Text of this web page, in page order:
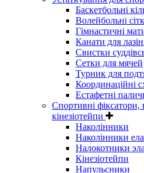
Баскетбольні
Волейбольні
Гімнастичні
Канати для
Свистки
Сетки для мячей
Турник для
Координаційні
Естафетні
Спортивні
кінезіотейпи
Наколінники
Наколінники
Налокотники
Кінезіотейпи
Напульсники